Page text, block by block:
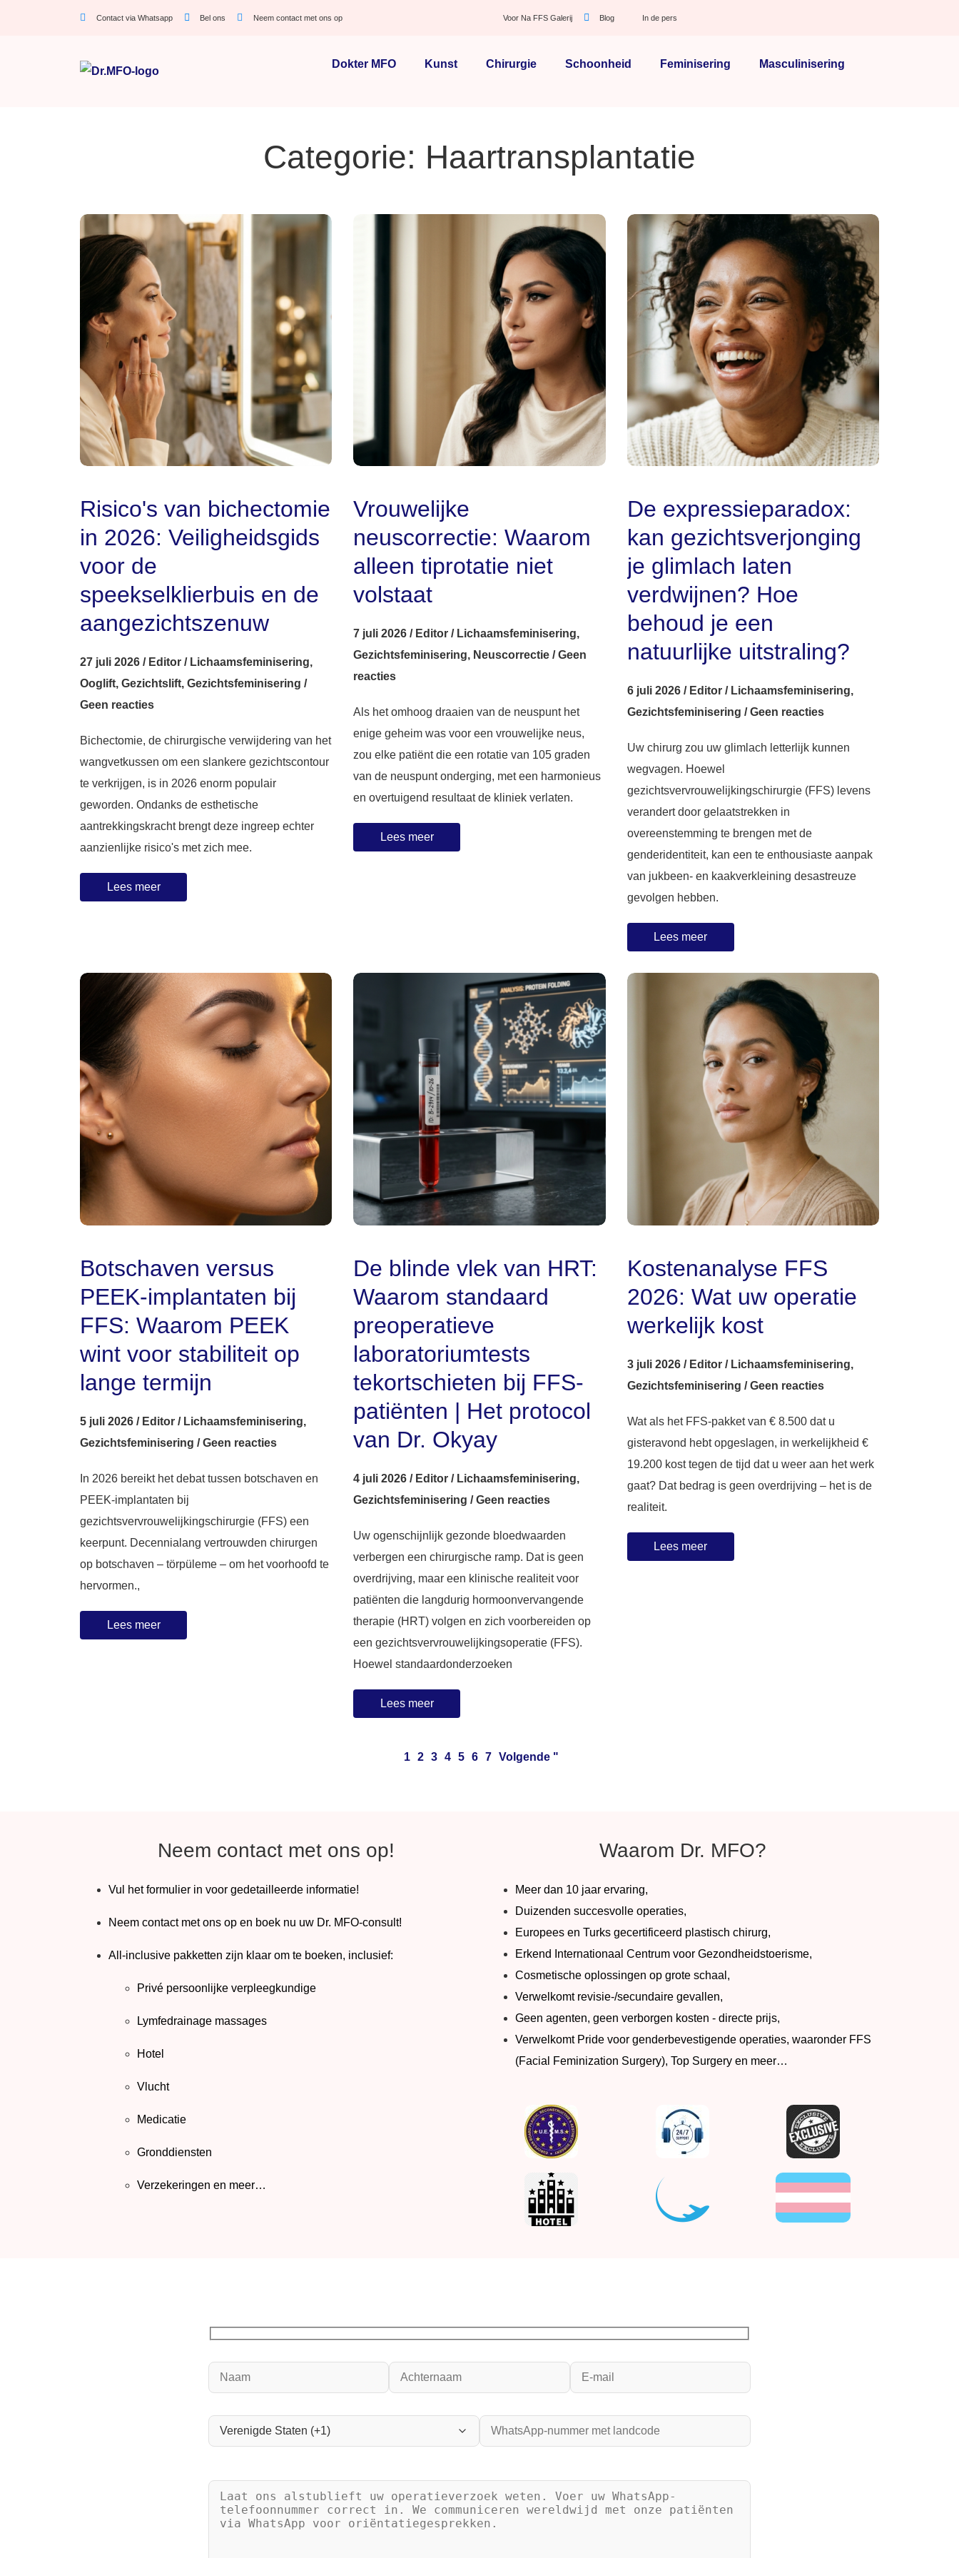
Contact via Whatsapp Bel ons Neem contact met ons op Voor Na FFS Galerij Blog In de pers
Dokter MFO Kunst Chirurgie Schoonheid Feminisering Masculinisering
Categorie: Haartransplantatie
Risico's van bichectomie
in 2026: Veiligheidsgids
voor de
speekselklierbuis en de
aangezichtszenuw
27 juli 2026 / Editor / Lichaamsfeminisering,
Ooglift, Gezichtslift, Gezichtsfeminisering /
Geen reacties
Bichectomie, de chirurgische verwijdering van het
wangvetkussen om een slankere gezichtscontour
te verkrijgen, is in 2026 enorm populair
geworden. Ondanks de esthetische
aantrekkingskracht brengt deze ingreep echter
aanzienlijke risico's met zich mee.
Lees meer
Vrouwelijke
neuscorrectie: Waarom
alleen tiprotatie niet
volstaat
7 juli 2026 / Editor / Lichaamsfeminisering,
Gezichtsfeminisering, Neuscorrectie / Geen
reacties
Als het omhoog draaien van de neuspunt het
enige geheim was voor een vrouwelijke neus,
zou elke patiënt die een rotatie van 105 graden
van de neuspunt onderging, met een harmonieus
en overtuigend resultaat de kliniek verlaten.
Lees meer
De expressieparadox:
kan gezichtsverjonging
je glimlach laten
verdwijnen? Hoe
behoud je een
natuurlijke uitstraling?
6 juli 2026 / Editor / Lichaamsfeminisering,
Gezichtsfeminisering / Geen reacties
Uw chirurg zou uw glimlach letterlijk kunnen
wegvagen. Hoewel
gezichtsvervrouwelijkingschirurgie (FFS) levens
verandert door gelaatstrekken in
overeenstemming te brengen met de
genderidentiteit, kan een te enthousiaste aanpak
van jukbeen- en kaakverkleining desastreuze
gevolgen hebben.
Lees meer
Botschaven versus
PEEK-implantaten bij
FFS: Waarom PEEK
wint voor stabiliteit op
lange termijn
5 juli 2026 / Editor / Lichaamsfeminisering,
Gezichtsfeminisering / Geen reacties
In 2026 bereikt het debat tussen botschaven en
PEEK-implantaten bij
gezichtsvervrouwelijkingschirurgie (FFS) een
keerpunt. Decennialang vertrouwden chirurgen
op botschaven – törpüleme – om het voorhoofd te
hervormen.,
Lees meer
De blinde vlek van HRT:
Waarom standaard
preoperatieve
laboratoriumtests
tekortschieten bij FFS-
patiënten | Het protocol
van Dr. Okyay
4 juli 2026 / Editor / Lichaamsfeminisering,
Gezichtsfeminisering / Geen reacties
Uw ogenschijnlijk gezonde bloedwaarden
verbergen een chirurgische ramp. Dat is geen
overdrijving, maar een klinische realiteit voor
patiënten die langdurig hormoonvervangende
therapie (HRT) volgen en zich voorbereiden op
een gezichtsvervrouwelijkingsoperatie (FFS).
Hoewel standaardonderzoeken
Lees meer
Kostenanalyse FFS
2026: Wat uw operatie
werkelijk kost
3 juli 2026 / Editor / Lichaamsfeminisering,
Gezichtsfeminisering / Geen reacties
Wat als het FFS-pakket van € 8.500 dat u
gisteravond hebt opgeslagen, in werkelijkheid €
19.200 kost tegen de tijd dat u weer aan het werk
gaat? Dat bedrag is geen overdrijving – het is de
realiteit.
Lees meer
1 2 3 4 5 6 7 Volgende "
Neem contact met ons op!
Vul het formulier in voor gedetailleerde informatie!
Neem contact met ons op en boek nu uw Dr. MFO-consult!
All-inclusive pakketten zijn klaar om te boeken, inclusief:
Privé persoonlijke verpleegkundige
Lymfedrainage massages
Hotel
Vlucht
Medicatie
Gronddiensten
Verzekeringen en meer…
Waarom Dr. MFO?
Meer dan 10 jaar ervaring,
Duizenden succesvolle operaties,
Europees en Turks gecertificeerd plastisch chirurg,
Erkend Internationaal Centrum voor Gezondheidstoerisme,
Cosmetische oplossingen op grote schaal,
Verwelkomt revisie-/secundaire gevallen,
Geen agenten, geen verborgen kosten - directe prijs,
Verwelkomt Pride voor genderbevestigende operaties, waaronder FFS
(Facial Feminization Surgery), Top Surgery en meer…